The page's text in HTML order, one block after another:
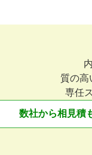
質の高
専任
数社から相見積